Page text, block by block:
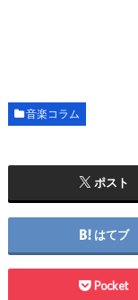
音楽コラム
ポスト
はてブ
Pocket